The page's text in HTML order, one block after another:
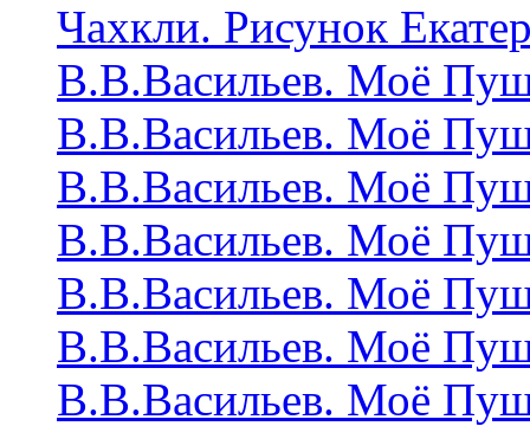
Чахкли. Рисунок
В.В.Васильев. Моё
В.В.Васильев. Моё
В.В.Васильев. Моё
В.В.Васильев. Моё
В.В.Васильев. Моё
В.В.Васильев. Моё
В.В.Васильев. Моё